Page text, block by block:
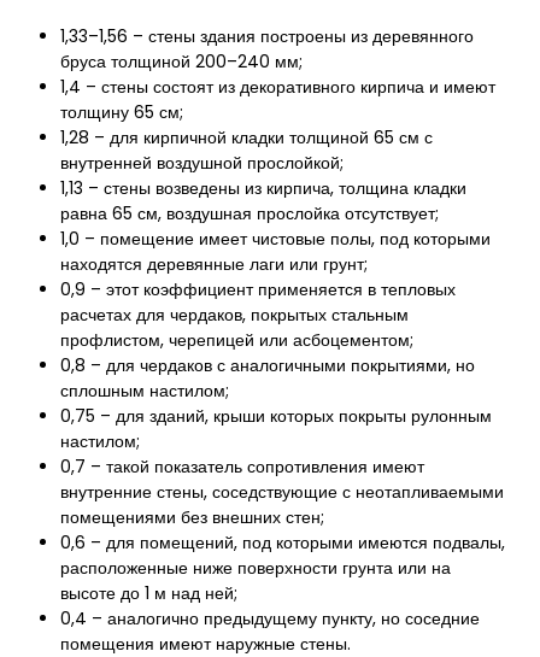
1,33–1,56 – стены здания построены из деревянного
бруса толщиной 200–240 мм;
1,4 – стены состоят из декоративного кирпича и имеют
толщину 65 см;
1,28 – для кирпичной кладки толщиной 65 см с
внутренней воздушной прослойкой;
1,13 – стены возведены из кирпича, толщина кладки
равна 65 см, воздушная прослойка отсутствует;
1,0 – помещение имеет чистовые полы, под которыми
находятся деревянные лаги или грунт;
0,9 – этот коэффициент применяется в тепловых
расчетах для чердаков, покрытых стальным
профлистом, черепицей или асбоцементом;
0,8 – для чердаков с аналогичными покрытиями, но
сплошным настилом;
0,75 – для зданий, крыши которых покрыты рулонным
настилом;
0,7 – такой показатель сопротивления имеют
внутренние стены, соседствующие с неотапливаемыми
помещениями без внешних стен;
0,6 – для помещений, под которыми имеются подвалы,
расположенные ниже поверхности грунта или на
высоте до 1 м над ней;
0,4 – аналогично предыдущему пункту, но соседние
помещения имеют наружные стены.